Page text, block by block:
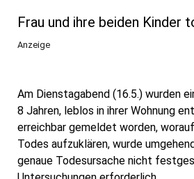
Frau und ihre beiden Kinder
Anzeige
Am Dienstagabend (16.5.) wurden
8 Jahren, leblos in ihrer Wohnung
erreichbar gemeldet worden,
Todes aufzuklären, wurde
genaue Todesursache nicht